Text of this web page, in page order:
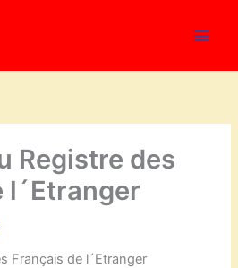
Registre des
l´Etranger
Français de l´Etranger